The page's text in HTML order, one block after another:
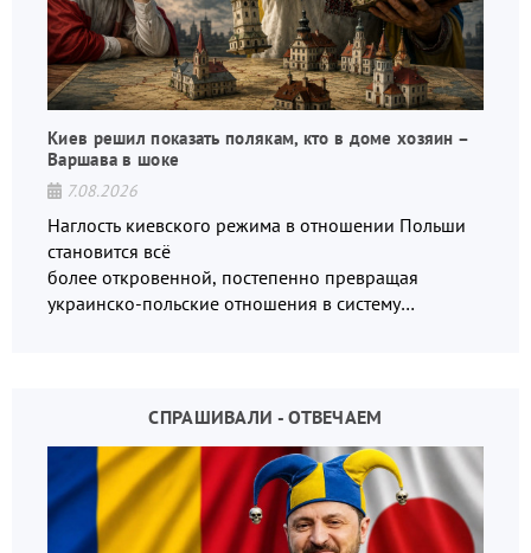
Киев решил показать полякам, кто в доме хозяин –
Варшава в шоке
7.08.2026
Наглость киевского режима в отношении Польши
становится всё
более откровенной, постепенно превращая
украинско-польские отношения в систему
СПРАШИВАЛИ - ОТВЕЧАЕМ